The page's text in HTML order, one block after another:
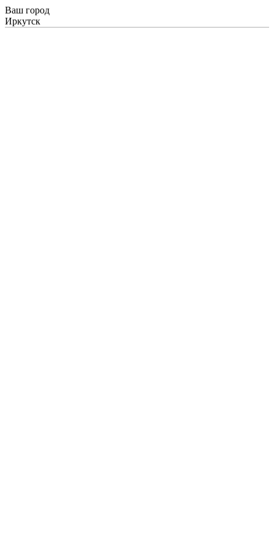
Ваш город
Иркутск